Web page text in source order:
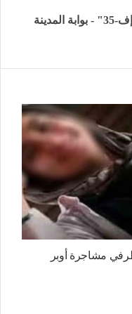
تحطم مقاتلة أميركية من طراز "إف-35" - بوابة المدينة
مشاجرة أوبر